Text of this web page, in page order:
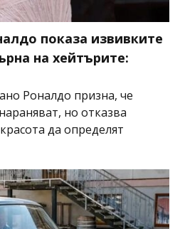
показа извивките
на хейтърите:
Роналдо призна, че
но отказва
да определят